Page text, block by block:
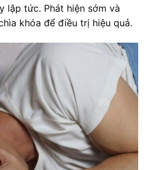
lập tức. Phát hiện sớm và
khóa để điều trị hiệu quả.